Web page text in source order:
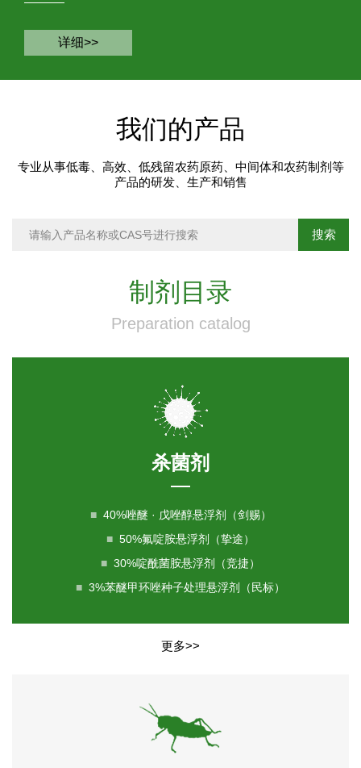
详细>>
我们的产品
专业从事低毒、高效、低残留农药原药、中间体和农药制剂等
产品的研发、生产和销售
制剂目录
Preparation catalog
杀菌剂
■ 40%唑醚 · 戊唑醇悬浮剂（剑赐）
■ 50%氟啶胺悬浮剂（挚途）
■ 30%啶酰菌胺悬浮剂（竞捷）
■ 3%苯醚甲环唑种子处理悬浮剂（民标）
更多>>